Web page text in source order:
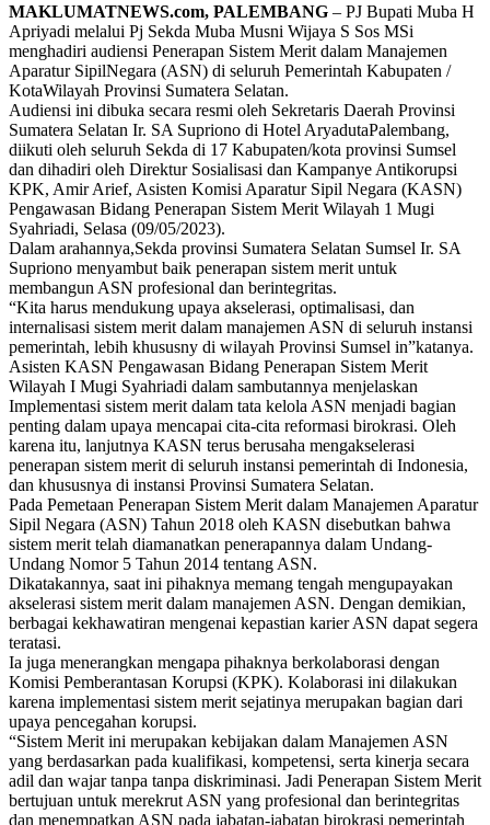
MAKLUMATNEWS.com, PALEMBANG – PJ Bupati Muba H
Apriyadi melalui Pj Sekda Muba Musni Wijaya S Sos MSi
menghadiri audiensi Penerapan Sistem Merit dalam Manajemen
Aparatur SipilNegara (ASN) di seluruh Pemerintah Kabupaten /
KotaWilayah Provinsi Sumatera Selatan.
Audiensi ini dibuka secara resmi oleh Sekretaris Daerah Provinsi
Sumatera Selatan Ir. SA Supriono di Hotel AryadutaPalembang,
diikuti oleh seluruh Sekda di 17 Kabupaten/kota provinsi Sumsel
dan dihadiri oleh Direktur Sosialisasi dan Kampanye Antikorupsi
KPK, Amir Arief, Asisten Komisi Aparatur Sipil Negara (KASN)
Pengawasan Bidang Penerapan Sistem Merit Wilayah 1 Mugi
Syahriadi, Selasa (09/05/2023).
Dalam arahannya,Sekda provinsi Sumatera Selatan Sumsel Ir. SA
Supriono menyambut baik penerapan sistem merit untuk
membangun ASN profesional dan berintegritas.
“Kita harus mendukung upaya akselerasi, optimalisasi, dan
internalisasi sistem merit dalam manajemen ASN di seluruh instansi
pemerintah, lebih khususny di wilayah Provinsi Sumsel in”katanya.
Asisten KASN Pengawasan Bidang Penerapan Sistem Merit
Wilayah I Mugi Syahriadi dalam sambutannya menjelaskan
Implementasi sistem merit dalam tata kelola ASN menjadi bagian
penting dalam upaya mencapai cita-cita reformasi birokrasi. Oleh
karena itu, lanjutnya KASN terus berusaha mengakselerasi
penerapan sistem merit di seluruh instansi pemerintah di Indonesia,
dan khususnya di instansi Provinsi Sumatera Selatan.
Pada Pemetaan Penerapan Sistem Merit dalam Manajemen Aparatur
Sipil Negara (ASN) Tahun 2018 oleh KASN disebutkan bahwa
sistem merit telah diamanatkan penerapannya dalam Undang-
Undang Nomor 5 Tahun 2014 tentang ASN.
Dikatakannya, saat ini pihaknya memang tengah mengupayakan
akselerasi sistem merit dalam manajemen ASN. Dengan demikian,
berbagai kekhawatiran mengenai kepastian karier ASN dapat segera
teratasi.
Ia juga menerangkan mengapa pihaknya berkolaborasi dengan
Komisi Pemberantasan Korupsi (KPK). Kolaborasi ini dilakukan
karena implementasi sistem merit sejatinya merupakan bagian dari
upaya pencegahan korupsi.
“Sistem Merit ini merupakan kebijakan dalam Manajemen ASN
yang berdasarkan pada kualifikasi, kompetensi, serta kinerja secara
adil dan wajar tanpa tanpa diskriminasi. Jadi Penerapan Sistem Merit
bertujuan untuk merekrut ASN yang profesional dan berintegritas
dan menempatkan ASN pada jabatan-jabatan birokrasi pemerintah